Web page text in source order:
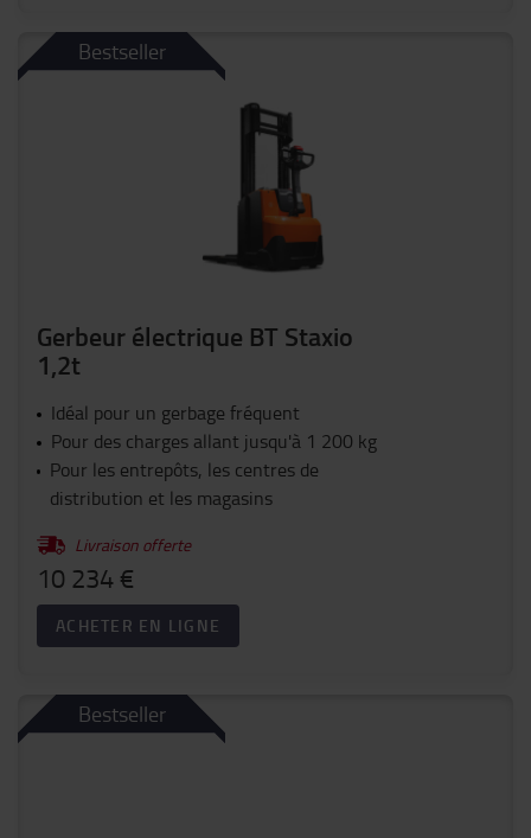
Bestseller
Gerbeur électrique BT Staxio
1,2t
Idéal pour un gerbage fréquent
Pour des charges allant jusqu'à 1 200 kg
Pour les entrepôts, les centres de
distribution et les magasins
Livraison offerte
10 234 €
ACHETER EN LIGNE
Bestseller